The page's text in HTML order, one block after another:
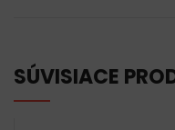
SÚVISIACE